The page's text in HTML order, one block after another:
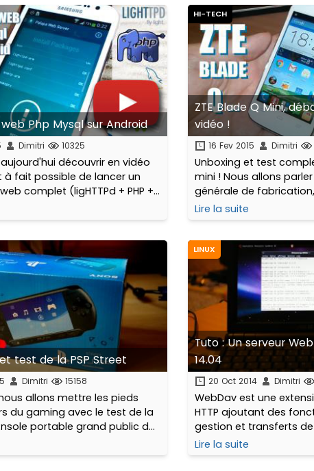
Php Mysql sur Android
Dimitri 10325
découvrir en vidéo
à fait possible de lancer un
complet (ligHTTPd + PHP +
sur un téléphone, une
autre produit fonctionnant
HI-TECH
ZTE Blade Q Mini,
vidéo !
16 Fev 2015 Dimitri
Unboxing et test
mini ! Nous allons
générale de
fournis, du prix, des
l'autonomie, la partie
téléphone entrée de
€
Lire la suite
test de la PSP Street
Dimitri 15158
allons mettre les pieds
du gaming avec le test de la
portable grand public de
Portable, dans sa
». Ce modèle en fin de vie se
LINUX
Tuto : Un serveur
14.04
20 Oct 2014 Dimitri
WebDav est une
HTTP ajoutant des
gestion et transferts
serveur Apache, sans
que ce soit coté client,
Lire la suite